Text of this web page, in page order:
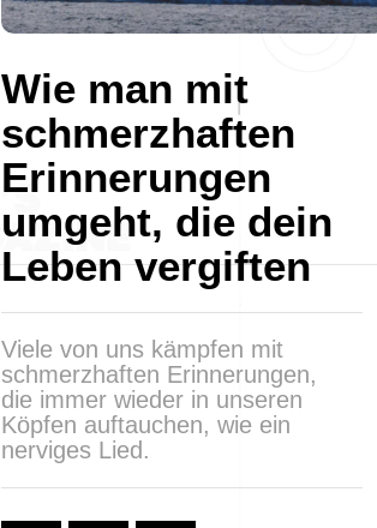
Wie man mit
schmerzhaften
Erinnerungen
umgeht, die dein
Leben vergiften
Viele von uns kämpfen mit
schmerzhaften Erinnerungen,
die immer wieder in unseren
Köpfen auftauchen, wie ein
nerviges Lied.